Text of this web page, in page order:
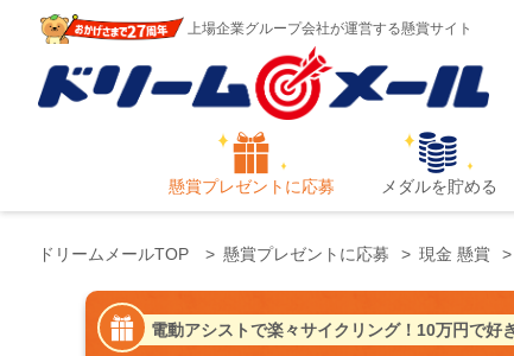
上場企業グループ会社が運営する懸賞サイト
懸賞プレゼントに応募 メダルを貯める
ドリームメールTOP 懸賞プレゼントに応募 現金 懸賞
電動アシストで楽々サイクリング！10万円で好